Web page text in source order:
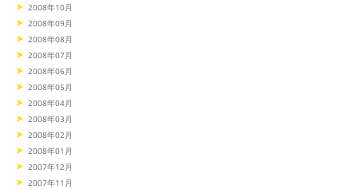
2008年10月
2008年09月
2008年08月
2008年07月
2008年06月
2008年05月
2008年04月
2008年03月
2008年02月
2008年01月
2007年12月
2007年11月